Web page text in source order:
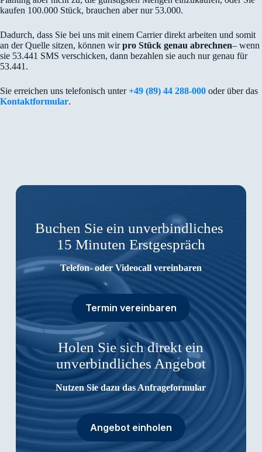
kaufen 100.000 Stück, brauchen aber nur 53.000.
Dadurch, dass Sie bei uns mit einem Carrier direkt arbeiten und somit
an der Quelle sitzen, können wirpro Stück genau abrechnen– wenn
sie 53.441 SMS verschicken, dann bezahlen sie auch nur genau für
53.441.
Sie erreichen uns telefonisch unter +49 (89) 44 288-000 oder über das
Kontaktformular.
Buchen Sie ein unverbindliches
15 Minuten Erstgespräch
Telefon- oder Videocall vereinbaren
Termin vereinbaren
Holen Sie sich direkt ein
unverbindliches Angebot
Nutzen Sie dazu das Anfrageformular
Angebot einholen